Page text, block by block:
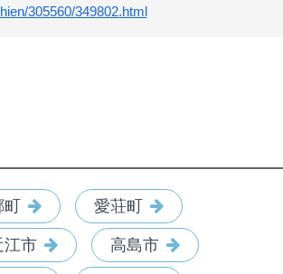
305560/349802.html
愛荘町
江市 高島市